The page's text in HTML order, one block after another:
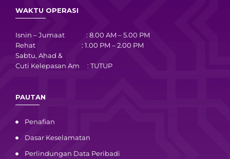
WAKTU OPERASI
Isnin – Jumaat : 8.00 AM – 5.00 PM
Rehat : 1.00 PM – 2.00 PM
Sabtu, Ahad &
Cuti Kelepasan Am : TUTUP
PAUTAN
Penafian
Dasar Keselamatan
Perlindungan Data Peribadi